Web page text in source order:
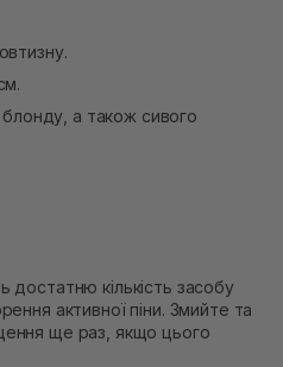
блонду, а також сивого
достатню кількість засобу
активної піни. Змийте та
ще раз, якщо цього